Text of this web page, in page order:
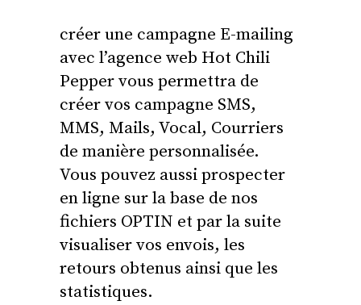
créer une campagne E-mailing
avec l’agence web Hot Chili
Pepper vous permettra de
créer vos campagne SMS,
MMS, Mails, Vocal, Courriers
de manière personnalisée.
Vous pouvez aussi prospecter
en ligne sur la base de nos
fichiers OPTIN et par la suite
visualiser vos envois, les
retours obtenus ainsi que les
statistiques.